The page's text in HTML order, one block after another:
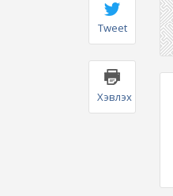
Tweet
Хэвлэх